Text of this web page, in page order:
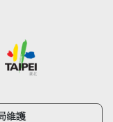
維護